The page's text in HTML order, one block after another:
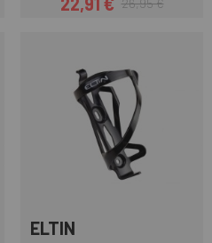
Preu
Preu regular
26,95 €
ELTIN